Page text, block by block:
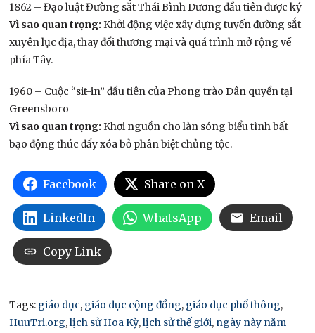
1862 – Đạo luật Đường sắt Thái Bình Dương đầu tiên được ký
Vì sao quan trọng: Khởi động việc xây dựng tuyến đường sắt
xuyên lục địa, thay đổi thương mại và quá trình mở rộng về
phía Tây.
1960 – Cuộc “sit-in” đầu tiên của Phong trào Dân quyền tại
Greensboro
Vì sao quan trọng: Khơi nguồn cho làn sóng biểu tình bất
bạo động thúc đẩy xóa bỏ phân biệt chủng tộc.
Facebook Share on X
LinkedIn WhatsApp Email
Copy Link
Tags: giáo dục, giáo dục cộng đồng, giáo dục phổ thông,
HuuTri.org,lịch sử Hoa Kỳ,lịch sử thế giới, ngày này năm